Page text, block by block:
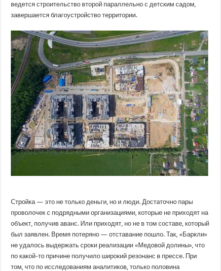
ведется строительство второй параллельно с детским садом,
завершается благоустройство территории.
Стройка — это не только деньги, но и люди. Достаточно пары
проволочек с подрядными организациями, которые не приходят на
объект, получив аванс. Или приходят, но не в том составе, который
был заявлен. Время потеряно — отставание пошло. Так, «Баркли»
не удалось выдержать сроки реализации «Медовой долины», что
по какой-то причине получило широкий резонанс в прессе. При
том, что по исследованиям аналитиков, только половина